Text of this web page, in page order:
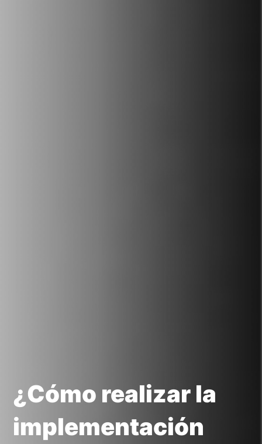
¿Cómo realizar la
implementación